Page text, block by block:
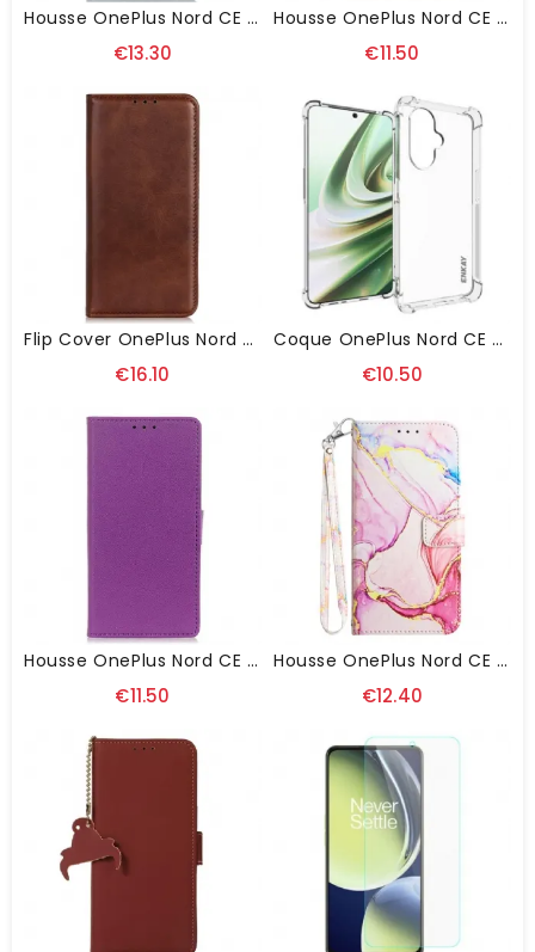
Housse OnePlus Nord CE 3 Lite 5G Simili Cuir Verni Bouton KHAZNEH
€13.30
Housse OnePlus Nord CE 3 Lite 5G Triangles À Lanière
€11.50
Flip Cover OnePlus Nord CE 3 Lite 5G Cuir Fendu
€16.10
Coque OnePlus Nord CE 3 Lite 5G Transparente ENKAY
€10.50
Housse OnePlus Nord CE 3 Lite 5G Classique
€11.50
Housse OnePlus Nord CE 3 Lite 5G Marbre À Lanière
€12.40